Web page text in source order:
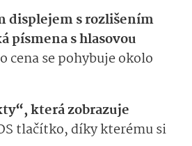
displejem s rozlišením
písmena s hlasovou
cena se pohybuje okolo
která zobrazuje
tlačítko, díky kterému si